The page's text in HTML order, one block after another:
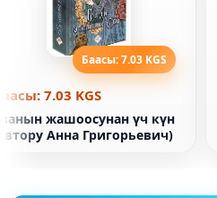
Баасы: 7.03 KGS
7.03 KGS
жашоосунан үч күн
Анна Григорьевич)